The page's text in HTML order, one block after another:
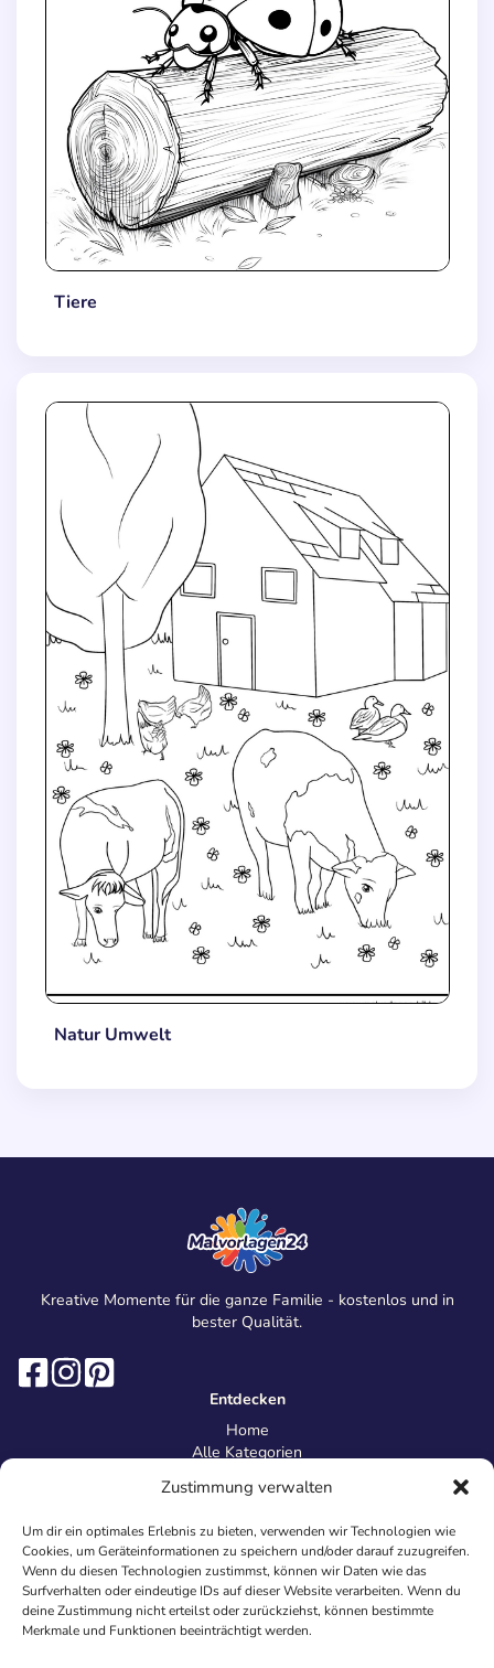
Zustimmung verwalten
Um dir ein optimales Erlebnis zu bieten, verwenden wir Technologien wie
Cookies, um Geräteinformationen zu speichern und/oder darauf zuzugreifen.
Wenn du diesen Technologien zustimmst, können wir Daten wie das
Surfverhalten oder eindeutige IDs auf dieser Website verarbeiten. Wenn du
deine Zustimmung nicht erteilst oder zurückziehst, können bestimmte
Merkmale und Funktionen beeinträchtigt werden.
Tiere
Natur Umwelt
Kreative Momente für die ganze Familie - kostenlos und in
bester Qualität.
Entdecken
Home
Alle Kategorien
Information
Über uns
Kontakt
Inhaltsrichtlinien
Recht & Datenschutz
Impressum